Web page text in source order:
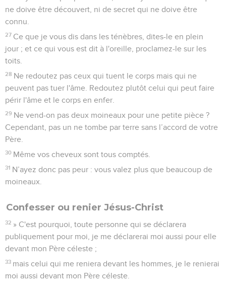
ne doive être découvert, ni de secret qui ne doive être
connu.
27 Ce que je vous dis dans les ténèbres, dites-le en plein
jour ; et ce qui vous est dit à l'oreille, proclamez-le sur les
toits.
28 Ne redoutez pas ceux qui tuent le corps mais qui ne
peuvent pas tuer l'âme. Redoutez plutôt celui qui peut faire
périr l'âme et le corps en enfer.
29 Ne vend-on pas deux moineaux pour une petite pièce ?
Cependant, pas un ne tombe par terre sans l’accord de votre
Père.
30 Même vos cheveux sont tous comptés.
31 N’ayez donc pas peur : vous valez plus que beaucoup de
moineaux.
Confesser ou renier Jésus-Christ
32 » C'est pourquoi, toute personne qui se déclarera
publiquement pour moi, je me déclarerai moi aussi pour elle
devant mon Père céleste ;
33 mais celui qui me reniera devant les hommes, je le renierai
moi aussi devant mon Père céleste.